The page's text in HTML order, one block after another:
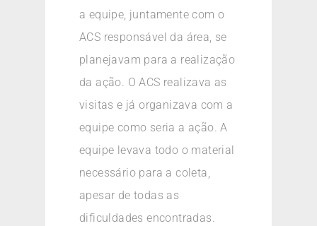
a equipe, juntamente com o
ACS responsável da área, se
planejavam para a realização
da ação. O ACS realizava as
visitas e já organizava com a
equipe como seria a ação. A
equipe levava todo o material
necessário para a coleta,
apesar de todas as
dificuldades encontradas.